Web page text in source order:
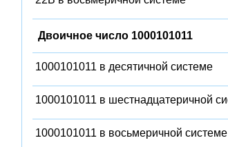
Двоичное число 1000101011
1000101011 в десятичной системе
1000101011 в шестнадцатеричной
1000101011 в восьмеричной системе